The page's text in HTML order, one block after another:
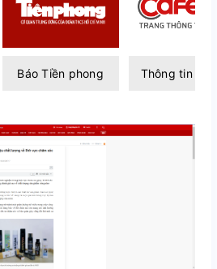
Báo Tiền phong Thông tin